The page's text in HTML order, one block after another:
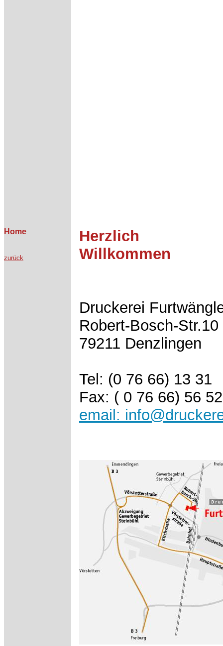
Home
zurück
Herzlich
Willkommen
Druckerei
Robert-Bosch-Str.10
79211 Denzlingen
Tel: (0 76 66) 13 31
Fax: ( 0 76 66) 56 52
email: